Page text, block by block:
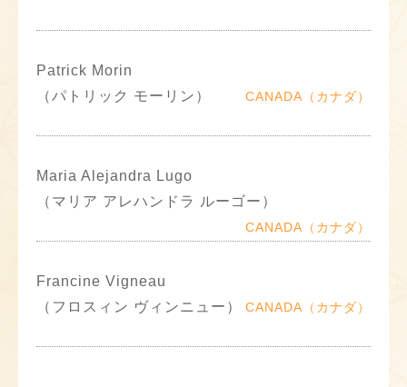
Patrick Morin
（パトリック モーリン）
CANADA（カナダ）
Maria Alejandra Lugo
（マリア アレハンドラ ルーゴー）
CANADA（カナダ）
Francine Vigneau
（フロスィン ヴィンニュー）
CANADA（カナダ）